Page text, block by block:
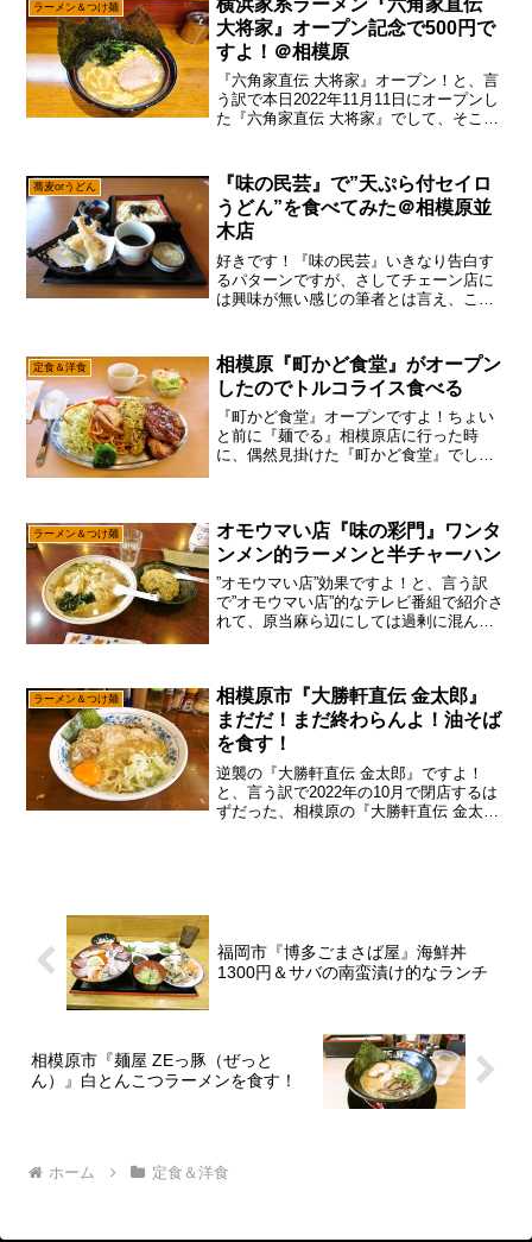
構歩く感じですし、今の...
ラーメン＆つけ麺
大将家』オープン記念で500円で
すよ！＠相模原
『六角家直伝 大将家』オープン！と、言
う訳で本日2022年11月11日にオープンし
た『六角家直伝 大将家』でして、そこは
書いておきますと、場所的には前に『顔
晴レルー家』...
蕎麦orうどん
『味の民芸』で”天ぷら付セイロ
うどん”を食べてみた＠相模原並
木店
好きです！『味の民芸』いきなり告白す
るパターンですが、さしてチェーン店に
は興味が無い感じの筆者とは言え、この
言えば『味の民芸』だった時期がありま
して、子供ながらに「うど...
定食＆洋食
相模原『町かど食堂』がオープン
したのでトルコライス食べる
『町かど食堂』オープンですよ！ちょい
と前に『麺でる』相模原店に行った時
に、偶然見掛けた『町かど食堂』でし
あまり初日から行列になっても...
ラーメン＆つけ麺
オモウマい店『味の彩門』ワンタ
ンメン的ラーメンと半チャーハン
”オモウマい店”効果ですよ！と、言う訳
で”オモウマい店”的なテレビ番組で紹介さ
れて、原当麻ら辺にしては過剰に混んで
るけれども、ちょっ...
ラーメン＆つけ麺
相模原市『大勝軒直伝 金太郎』
まだだ！まだ終わらんよ！油そば
を食す！
逆襲の『大勝軒直伝 金太郎』ですよ！
と、言う訳で2022年の10月で閉店するは
ずだった、相模原の『大勝軒直伝 金太
福岡市『博多ごまさば屋』海鮮丼
1300円＆サバの南蛮漬け的なランチ
相模原市『麺屋 ZEっ豚（ぜっと
ん）』白とんこつラーメンを食す！
ホーム 定食＆洋食